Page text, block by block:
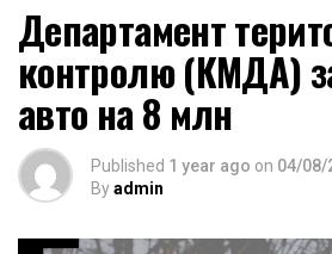
Департамент
контролю (КМДА)
авто на 8 млн
Published 1 year ago on 04/08/
Byadmin